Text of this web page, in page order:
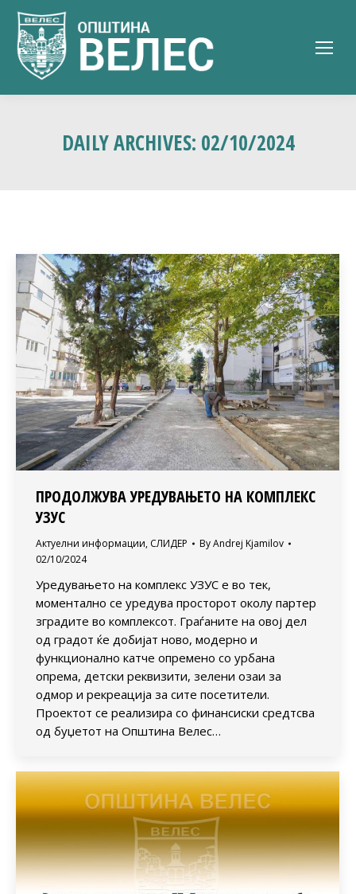
DAILY ARCHIVES: 02/10/2024
ПРОДОЛЖУВА УРЕДУВАЊЕТО НА КОМПЛЕКС
УЗУС
Актуелни информации, СЛИДЕР ByAndrej Kjamilov
02/10/2024
Уредувањето на комплекс УЗУС е во тек,
моментално се уредува просторот околу партер
зградите во комплексот. Граѓаните на овој дел
од градот ќе добијат ново, модерно и
функционално катче опремено со урбана
опрема, детски реквизити, зелени озаи за
одмор и рекреација за сите посетители.
Проектот се реализира со финансиски средтсва
од буџетот на Општина Велес…